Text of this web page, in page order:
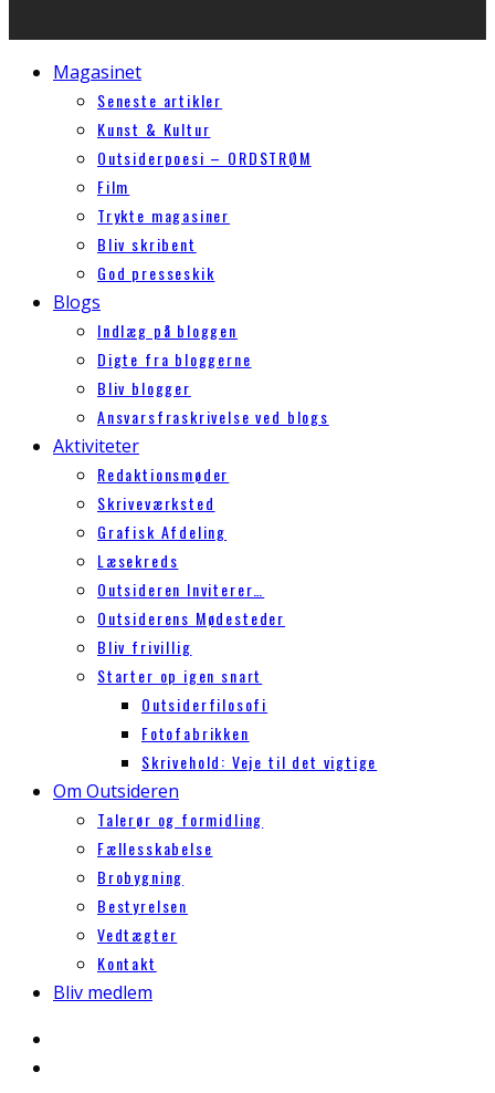
Magasinet
Seneste artikler
Kunst & Kultur
Outsiderpoesi – ORDSTRØM
Film
Trykte magasiner
Bliv skribent
God presseskik
Blogs
Indlæg på bloggen
Digte fra bloggerne
Bliv blogger
Ansvarsfraskrivelse ved blogs
Aktiviteter
Redaktionsmøder
Skriveværksted
Grafisk Afdeling
Læsekreds
Outsideren Inviterer…
Outsiderens Mødesteder
Bliv frivillig
Starter op igen snart
Outsiderfilosofi
Fotofabrikken
Skrivehold: Veje til det vigtige
Om Outsideren
Talerør og formidling
Fællesskabelse
Brobygning
Bestyrelsen
Vedtægter
Kontakt
Bliv medlem